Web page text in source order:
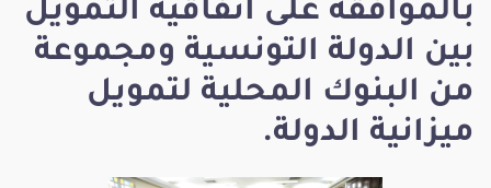
بالموافقة على اتفاقية التمويل
بين الدولة التونسية ومجموعة
من البنوك المحلية لتمويل
ميزانية الدولة.